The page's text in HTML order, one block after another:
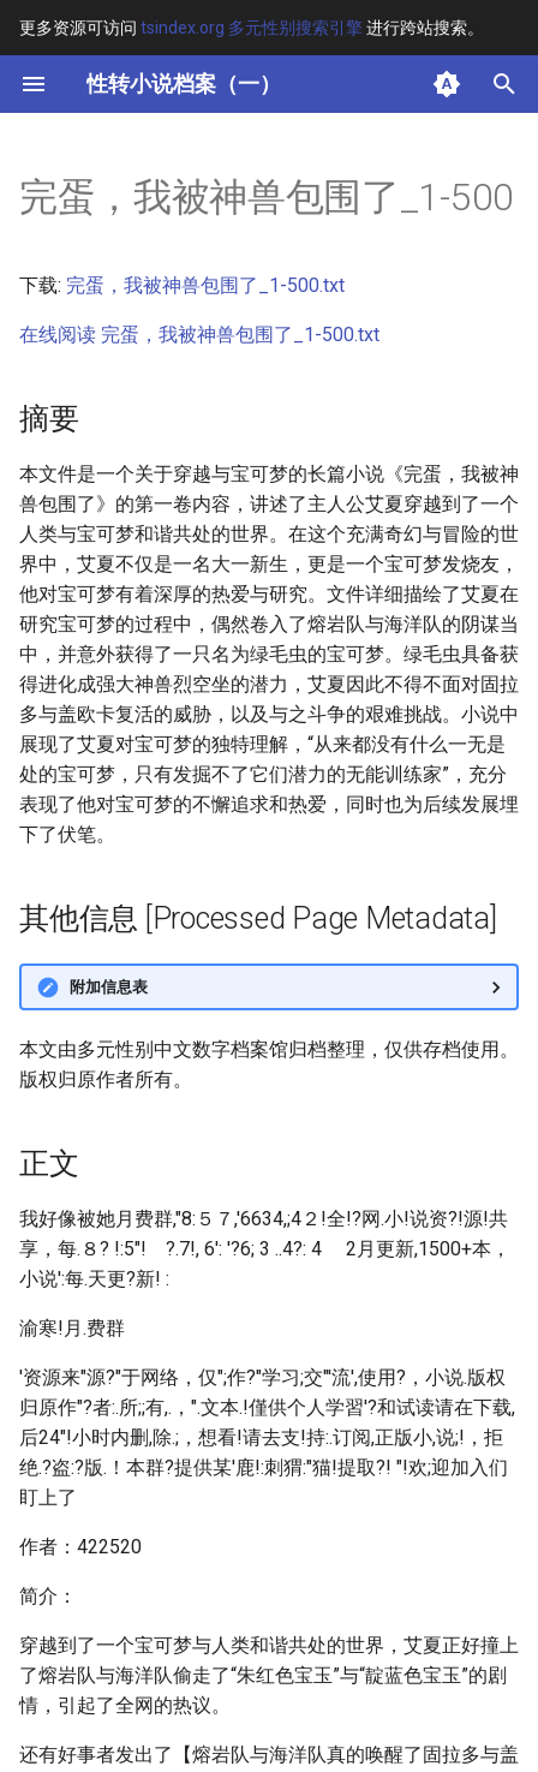
更多资源可访问 tsindex.org 多元性别搜索引擎进行跨站搜索。
性转小说档案（一）
键
开
搜
索
其他信息 [Processed Page
完蛋，我被神兽包围了_1-500
下载: 完蛋，我被神兽包围了_1-500.txt
在线阅读 完蛋，我被神兽包围了_1-500.txt
摘要
本文件是一个关于穿越与宝可梦的长篇小说《完蛋，我被神
兽包围了》的第一卷内容，讲述了主人公艾夏穿越到了一个
人类与宝可梦和谐共处的世界。在这个充满奇幻与冒险的世
界中，艾夏不仅是一名大一新生，更是一个宝可梦发烧友，
他对宝可梦有着深厚的热爱与研究。文件详细描绘了艾夏在
研究宝可梦的过程中，偶然卷入了熔岩队与海洋队的阴谋当
中，并意外获得了一只名为绿毛虫的宝可梦。绿毛虫具备获
得进化成强大神兽烈空坐的潜力，艾夏因此不得不面对固拉
多与盖欧卡复活的威胁，以及与之斗争的艰难挑战。小说中
展现了艾夏对宝可梦的独特理解，“从来都没有什么一无是
处的宝可梦，只有发掘不了它们潜力的无能训练家”，充分
表现了他对宝可梦的不懈追求和热爱，同时也为后续发展埋
下了伏笔。
其他信息 [Processed Page Metadata]
附加信息表
本文由多元性别中文数字档案馆归档整理，仅供存档使用。
版权归原作者所有。
正文
我好像被她月费群,"8:５７,'6634,;4２ !全!?网.小!说资?!源!共
享，每.８? !:5"! ?.7!, 6': '?6; 3 ..4?: 4 2月更新,1500+本，
小说':每.天更?新! :
渝寒!月.费群
'资源来"源?"于网络，仅";作?"学习;交"'流',使用?，小说.版权
归原作"?者:.所;;有,.，".文本.!僅供个人学習'?和试读请在下载,
后24"!小时内删,除.;，想看!请去支!持:.订阅,正版小,说;!，拒
绝.?盗:?版.！本群?提供某'鹿!:刺猬:"猫!提取?! "!欢;迎加入们
盯上了
作者：422520
简介：
穿越到了一个宝可梦与人类和谐共处的世界，艾夏正好撞上
了熔岩队与海洋队偷走了“朱红色宝玉”与“靛蓝色宝玉”的剧
情，引起了全网的热议。
还有好事者发出了【熔岩队与海洋队真的唤醒了固拉多与盖